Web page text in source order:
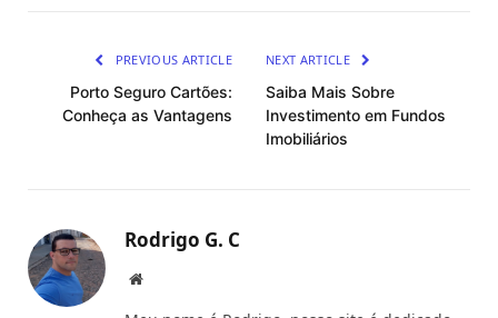
PREVIOUS ARTICLE
Porto Seguro Cartões:
Conheça as Vantagens
NEXT ARTICLE
Saiba Mais Sobre
Investimento em Fundos
Imobiliários
Rodrigo G. C
Website